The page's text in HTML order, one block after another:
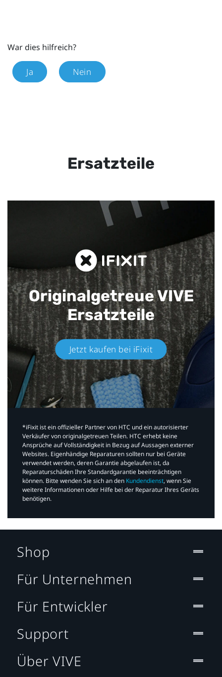
War dies hilfreich?
Ja Nein
Ersatzteile
Originalgetreue VIVE
Ersatzteile
Jetzt kaufen bei iFixit​
*iFixit ist ein offizieller Partner von HTC und ein autorisierter
Verkäufer von originalgetreuen Teilen. HTC erhebt keine
Ansprüche auf Vollständigkeit in Bezug auf Aussagen externer
Websites. Eigenhändige Reparaturen sollten nur bei Geräte
verwendet werden, deren Garantie abgelaufen ist, da
Reparaturschäden Ihre Standardgarantie beeinträchtigen
können. Bitte wenden Sie sich an den Kundendienst, wenn Sie
weitere Informationen oder Hilfe bei der Reparatur Ihres Geräts
benötigen.​
Shop
Für Unternehmen
Für Entwickler
Support
Über VIVE